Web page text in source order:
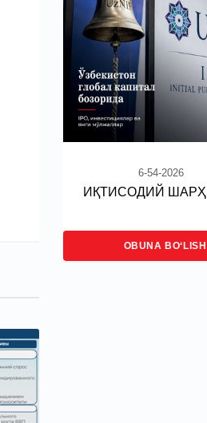
6-54-2026
ИҚТИСОДИЙ ШАРҲ
OBUNA BO‘LISH